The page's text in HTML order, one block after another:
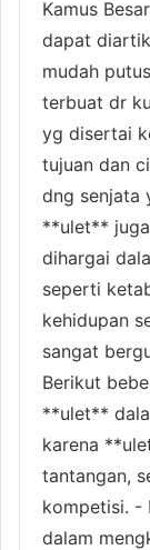
Kamus
dapat
mudah
terbuat dr
yg disertai
tujuan dan
dng senjata
**ulet**
dihargai
seperti
kehidupan
sangat
Berikut
**ulet**
karena
tantangan,
kompetisi. -
dalam